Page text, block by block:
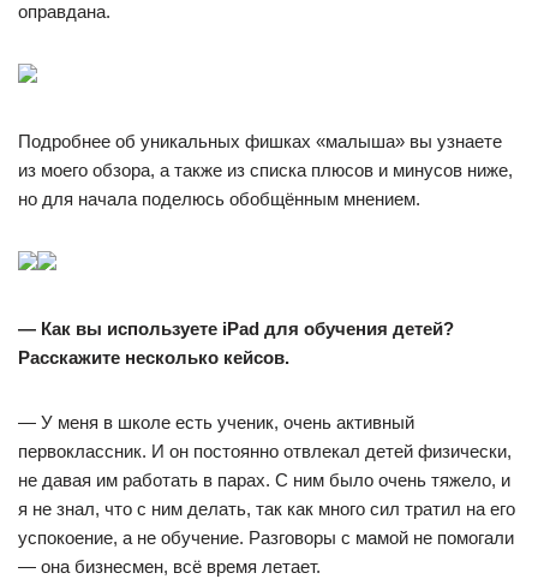
оправдана.
Подробнее об уникальных фишках «малыша» вы узнаете
из моего обзора, а также из списка плюсов и минусов ниже,
но для начала поделюсь обобщённым мнением.
— Как вы используете iPad для обучения детей?
Расскажите несколько кейсов.
— У меня в школе есть ученик, очень активный
первоклассник. И он постоянно отвлекал детей физически,
не давая им работать в парах. С ним было очень тяжело, и
я не знал, что с ним делать, так как много сил тратил на его
успокоение, а не обучение. Разговоры с мамой не помогали
— она бизнесмен, всё время летает.